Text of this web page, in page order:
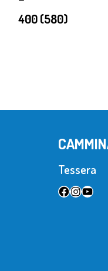
400 (580)
Tessera
Facebook